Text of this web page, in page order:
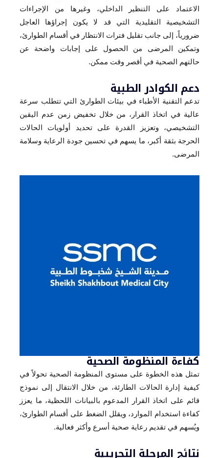
الاعتماد على التنظير الداخلي، وغيرها من الإجراءات
التشخيصية التقليدية التي قد لا يكون إجراؤها العاجل
ضرورياً، إلى جانب تقليل فترات الانتظار في أقسام الطوارئ،
وتمكين المرضى من الحصول على إجابات واضحة عن
حالتهم الصحية في أقصر وقت ممكن.
دعم الكوادر الطبية
تدعم التقنية الأطباء في بيئات الطوارئ التي تتطلب سرعة
عالية في اتخاذ القرار، من خلال تخفيض زمن عدم اليقين
التشخيصي، وتعزيز القدرة على تحديد أولويات الحالات
الحرجة بثقة أكبر، ما يسهم في تحسين جودة الرعاية وسلامة
المرضى.
كفاءة المنظومة الصحية
تمثل هذه الخطوة على مستوى المنظومة الصحية تحولاً في
كيفية إدارة الحالات الطارئة، من خلال الانتقال إلى نموذج
قائم على اتخاذ القرار المدعوم بالبيانات اللحظية، ما يعزز
كفاءة استخدام الموارد، ويقلل الضغط على أقسام الطوارئ،
ويُسهم في تقديم رعاية صحية أسرع وأكثر فعالية.
نتائج المرحلة التجريبية